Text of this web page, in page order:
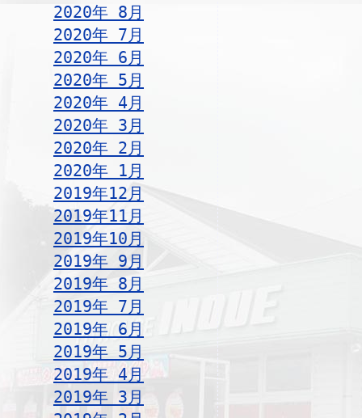
2020年 8月
2020年 7月
2020年 6月
2020年 5月
2020年 4月
2020年 3月
2020年 2月
2020年 1月
2019年12月
2019年11月
2019年10月
2019年 9月
2019年 8月
2019年 7月
2019年 6月
2019年 5月
2019年 4月
2019年 3月